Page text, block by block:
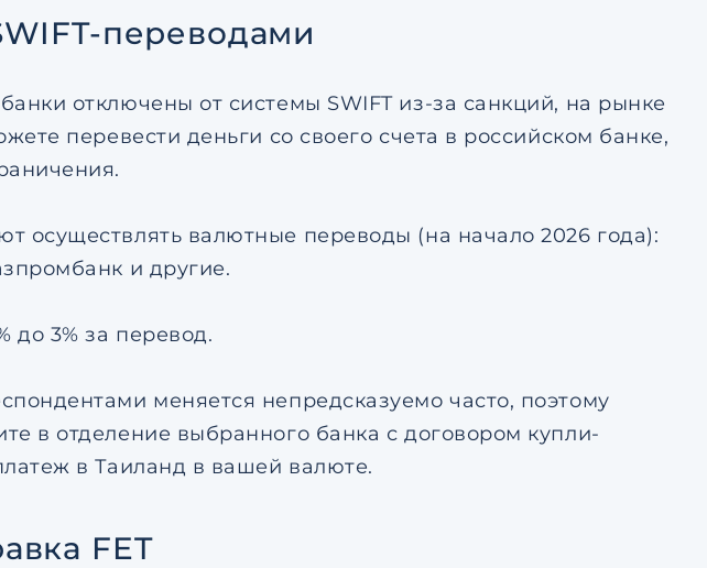
переводами
отключены от системы SWIFT из-за санкций, на рынке
перевести деньги со своего счета в российском банке,
осуществлять валютные переводы (на начало 2026 года):
и другие.
до 3% за перевод.
меняется непредсказуемо часто, поэтому
в отделение выбранного банка с договором купли-
в Таиланд в вашей валюте.
FET